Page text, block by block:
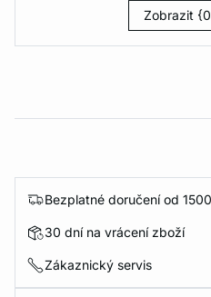
Zobrazit
Bezplatné doručení od
30 dní na vrácení zboží
Zákaznický servis